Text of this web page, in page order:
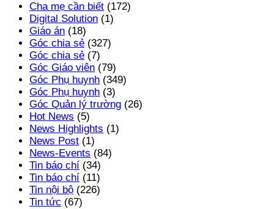
Cha mẹ cần biết (172)
Digital Solution (1)
Giáo án (18)
Góc chia sẻ (327)
Góc chia sẻ (7)
Góc Giáo viên (79)
Góc Phụ huynh (349)
Góc Phụ huynh (3)
Góc Quản lý trường (26)
Hot News (5)
News Highlights (1)
News Post (1)
News-Events (84)
Tin báo chí (34)
Tin báo chí (11)
Tin nội bộ (226)
Tin tức (67)